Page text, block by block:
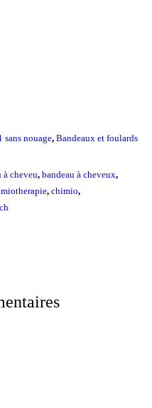
sans nouage, Bandeaux et foulards
à cheveu, bandeau à cheveux,
, chimio,